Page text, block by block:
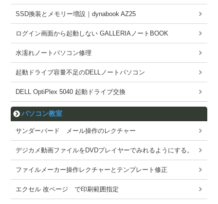
SSD換装とメモリー増設｜dynabook AZ25
ログイン画面から起動しない GALLERIAノートBOOK
水濡れノートパソコン修理
起動ドライブ容量不足のDELLノートパソコン
DELL OptiPlex 5040 起動ドライブ交換
パソコン教室
サンダーバード メール操作のレクチャー
デジカメ動画ファイルをDVDプレイヤーでみれるようにする。
ファイルメーカー操作レクチャーとテンプレート修正
エクセル 改ページ で印刷範囲指定